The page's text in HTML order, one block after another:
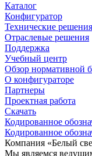
Каталог
Конфигуратор
Технические решения
Отраслевые решения
Поддержка
Учебный центр
Обзор нормативной
О конфигураторе
Партнеры
Проектная работа
Скачать
Кодированное
Кодированное
Компания «Белый
Мы являемся